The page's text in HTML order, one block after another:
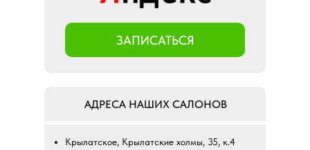
ЗАПИСАТЬСЯ
Крылатское, Крылатские холмы, 35, к.4
АДРЕСА НАШИХ САЛОНОВ